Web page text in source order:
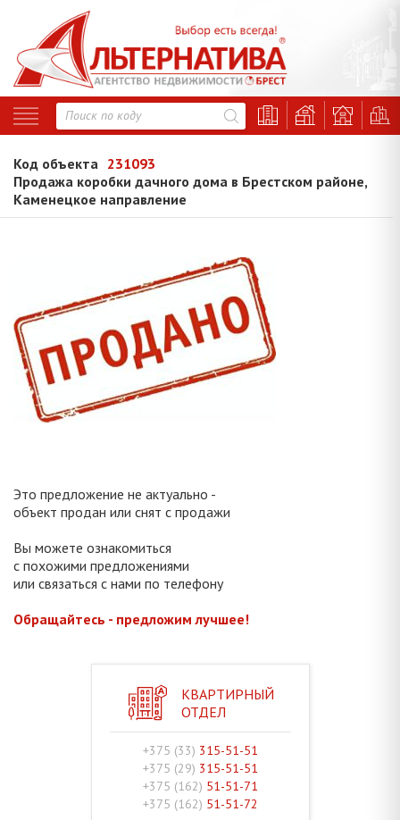
Код объекта 231093
Продажа коробки дачного дома в Брестском районе,
Каменецкое направление
Это предложение не актуально -
объект продан или снят с продажи
Вы можете ознакомиться
с похожими предложениями
или связаться с нами по телефону
Обращайтесь - предложим лучшее!
КВАРТИРНЫЙ
ОТДЕЛ
+375 (33) 315-51-51
+375 (29) 315-51-51
+375 (162) 51-51-71
+375 (162) 51-51-72